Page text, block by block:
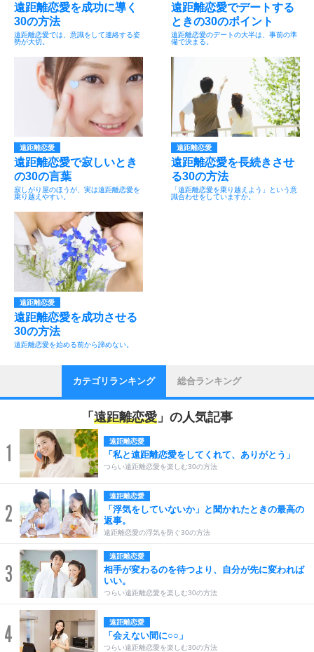
遠距離恋愛を成功に導く
30の方法
遠距離恋愛では、意識をして連絡する姿
勢が大切。
遠距離恋愛でデートする
ときの30のポイント
遠距離恋愛のデートの大半は、事前の準
備で決まる。
遠距離恋愛
遠距離恋愛で寂しいとき
の30の言葉
寂しがり屋のほうが、実は遠距離恋愛を
乗り越えやすい。
遠距離恋愛
遠距離恋愛を長続きさせ
る30の方法
「遠距離恋愛を乗り越えよう」という意
識合わせをしていますか。
遠距離恋愛
遠距離恋愛を成功させる
30の方法
遠距離恋愛を始める前から諦めない。
カテゴリランキング 総合ランキング
「 遠距離恋愛 」の人気記事
1 遠距離恋愛
「私と遠距離恋愛をしてくれて、ありがとう」
つらい遠距離恋愛を楽しむ30の方法
2
遠距離恋愛
「浮気をしていないか」と聞かれたときの最高の
返事。
遠距離恋愛の浮気を防ぐ30の方法
3
遠距離恋愛
相手が変わるのを待つより、自分が先に変われば
いい。
つらい遠距離恋愛を楽しむ30の方法
4 遠距離恋愛
「会えない間に○○」
つらい遠距離恋愛を楽しむ30の方法